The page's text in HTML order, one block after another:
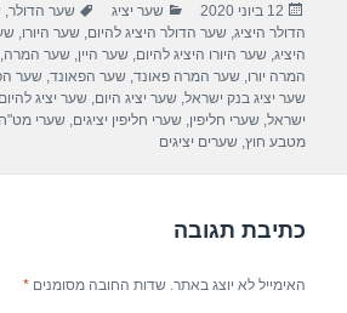
e
b
o
o
er
e
פורסם
בתאריך
12 ביוני 2020 קטגוריות
שער יציג תגיות
שער הדולר,
הדולר היציג,שער הדולר היציג להיום,שער היורו,
היציג,שער היורו היציג להיום,שער היין,שער המרה
המרה יורו,שער המרה פאונד,שער הפאונד,שער
שער יציג בנק ישראל,שער יציג היום,שער יציג
ישראל,שערי חליפין,שערי חליפין יציגים,שערי
מטבע חוץ,שערים יציגים
כתיבת תגובה
האימייל לא יוצג באתר. שדות החובה מסומנים*